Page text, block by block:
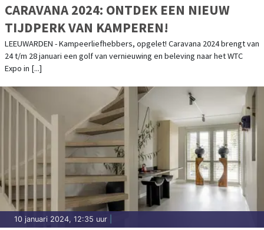
CARAVANA 2024: ONTDEK EEN NIEUW
TIJDPERK VAN KAMPEREN!
LEEUWARDEN - Kampeerliefhebbers, opgelet! Caravana 2024 brengt van
24 t/m 28 januari een golf van vernieuwing en beleving naar het WTC
Expo in [...]
10 januari 2024, 12:35 uur